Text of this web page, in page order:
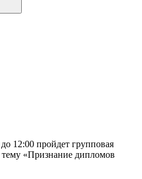
12:00 пройдет групповая
тему «Признание дипломов